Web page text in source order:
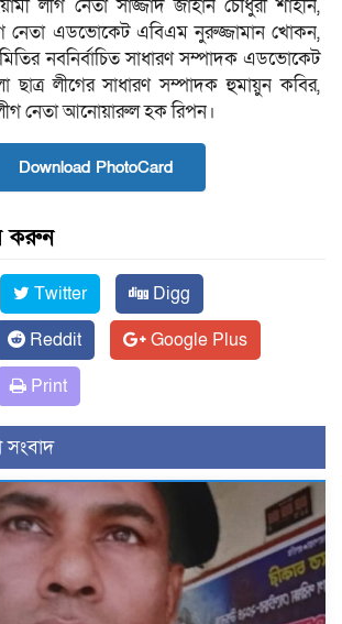
লীগ নেতা সাজ্জাদ জাহান চৌধুরী শাহীন,
নেতা এডভোকেট এবিএম নুরুজ্জামান খোকন,
নবনির্বাচিত সাধারণ সম্পাদক এডভোকেট
লীগের সাধারণ সম্পাদক হুমায়ুন কবির,
নেতা আনোয়ারুল হক রিপন।
Download PhotoCard
করুন
Twitter
Digg
Reddit
Google Plus
Print